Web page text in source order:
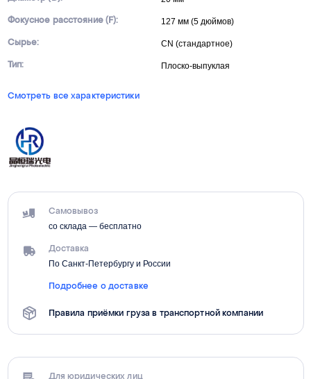
Фокусное расстояние (F): 127 мм (5 дюймов)
Сырье: CN (стандартное)
Тип: Плоско-выпуклая
Смотреть все характеристики
Самовывоз
со склада — бесплатно
Доставка
По Санкт-Петербургу и России
Подробнее о доставке
Правила приёмки груза в транспортной компании
Для юридических лиц